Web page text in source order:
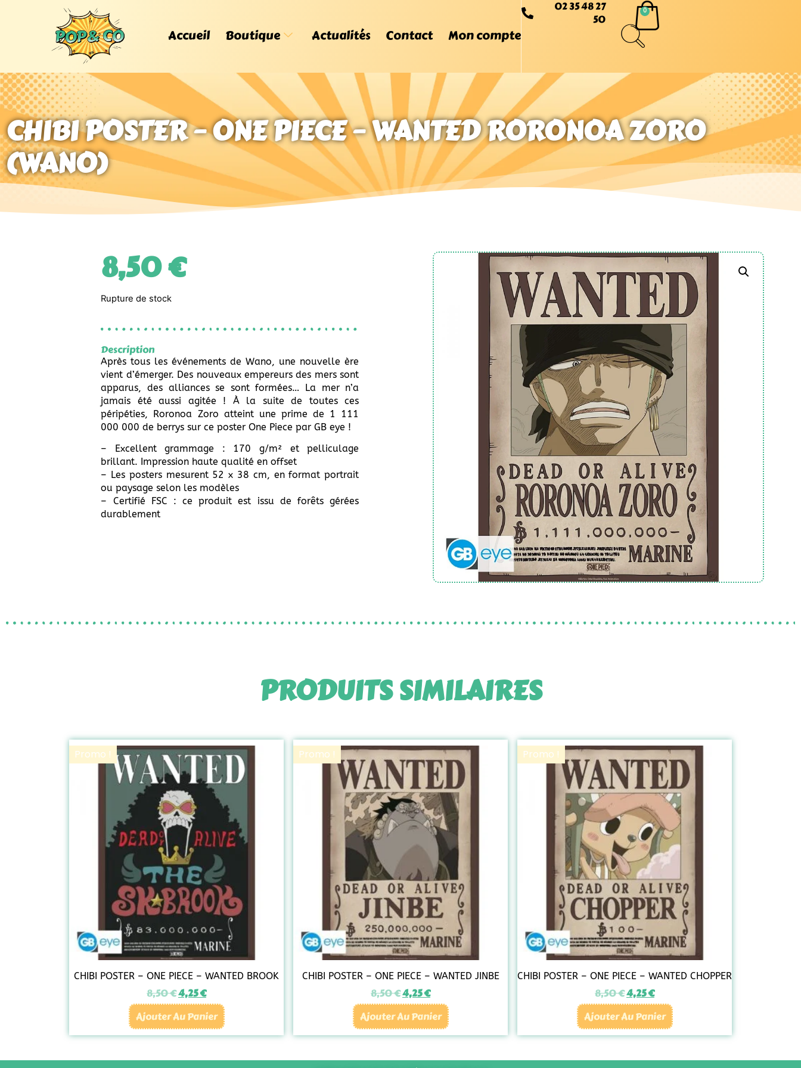
Accueil Boutique Actualités Contact Mon compte
02 35 48 27
50
CHIBI POSTER – ONE PIECE – WANTED RORONOA ZORO
(WANO)
8,50€
Rupture de stock
Description
Après tous les événements de Wano, une nouvelle ère
vient d’émerger. Des nouveaux empereurs des mers sont
apparus, des alliances se sont formées… La mer n’a
jamais été aussi agitée ! À la suite de toutes ces
péripéties, Roronoa Zoro atteint une prime de 1 111
000 000 de berrys sur ce poster One Piece par GB eye !
– Excellent grammage : 170 g/m² et pelliculage
brillant. Impression haute qualité en offset
– Les posters mesurent 52 x 38 cm, en format portrait
ou paysage selon les modèles
– Certifié FSC : ce produit est issu de forêts gérées
durablement
PRODUITS SIMILAIRES
Promo !
CHIBI POSTER – ONE PIECE – WANTED BROOK
8,50€4,25€
Ajouter Au Panier
Promo !
CHIBI POSTER – ONE PIECE – WANTED JINBE
8,50€4,25€
Ajouter Au Panier
Promo !
CHIBI POSTER – ONE PIECE – WANTED CHOPPER
8,50€4,25€
Ajouter Au Panier